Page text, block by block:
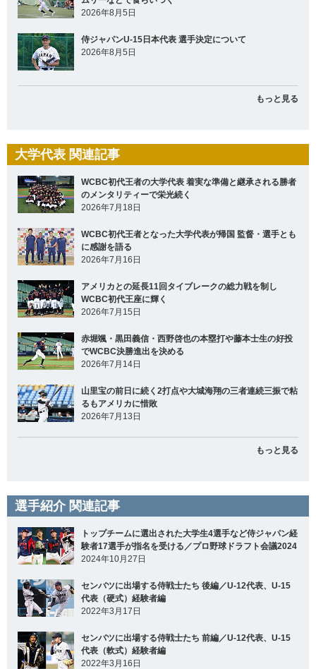
2026年8月5日
侍ジャパンU-15日本代表 選手決定について
2026年8月5日
もっと見る
大学代表 関連記事
WCBC初代王者の大学代表 着実な準備と継承される勝者
のメンタリティーで栄光続く
2026年7月18日
WCBC初代王者となった大学代表が帰国 監督・選手とも
に感謝を語る
2026年7月16日
アメリカとの延長11回タイブレークの総力戦を制し
WCBC初代王座に輝く
2026年7月15日
赤堀颯・黒田義信・西野啓也の本塁打や藤本士生の好投
でWCBC決勝進出を決める
2026年7月14日
山里宝の前日に続く2打点や大城海翔の三者連続三振で粘
るもアメリカに惜敗
2026年7月13日
もっと見る
選手紹介 関連記事
トップチームに選出された大学生4選手など侍ジャパン経
験者17選手が指名を受ける／プロ野球ドラフト会議2024
2024年10月27日
センバツに出場する侍戦士たち 後編／U-12代表、U-15
代表（硬式）経験者編
2022年3月17日
センバツに出場する侍戦士たち 前編／U-12代表、U-15
代表（軟式）経験者編
2022年3月16日